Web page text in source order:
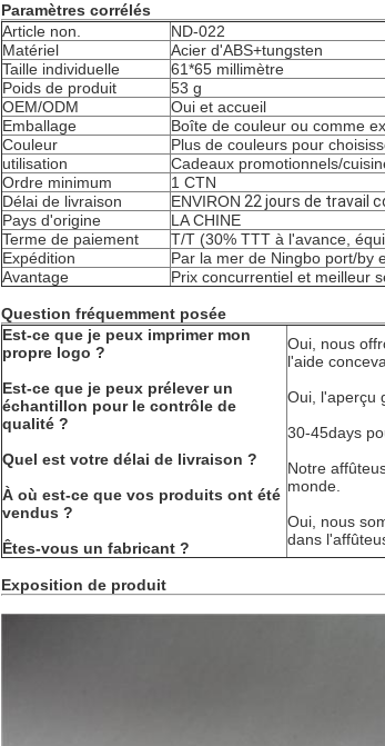
Paramètres corrélés
Article non.
ND-022
Matériel
Acier d'ABS+tungsten
Taille individuelle
61*65 millimètre
Poids de produit
53 g
OEM/ODM
Oui et accueil
Emballage
Boîte de couleur ou comme
Couleur
Plus de couleurs pour
utilisation
Cadeaux promotionnels/
Ordre minimum
1 CTN
Délai de livraison
ENVIRON 22 jours de travail
Pays d'origine
LA CHINE
Terme de paiement
T/T (30% TTT à l'avance,
Expédition
Par la mer de Ningbo port/by
Avantage
Prix concurrentiel et meilleur
Question fréquemment posée
Est-ce que je peux imprimer mon
propre logo ?
Est-ce que je peux prélever un
échantillon pour le contrôle de
qualité ?
Quel est votre délai de livraison ?
À où est-ce que vos produits ont été
vendus ?
Êtes-vous un fabricant ?
Oui, nous
l'aide
Oui, l'aperçu
30-45days
Notre
monde.
Oui, nous
dans
Exposition de produit